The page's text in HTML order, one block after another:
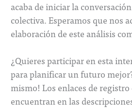
acaba de iniciar la
colectiva. Esperamos que nos
elaboración de este análisis
¿Quieres participar en esta
para planificar un futuro
mismo! Los enlaces de registro
encuentran en las